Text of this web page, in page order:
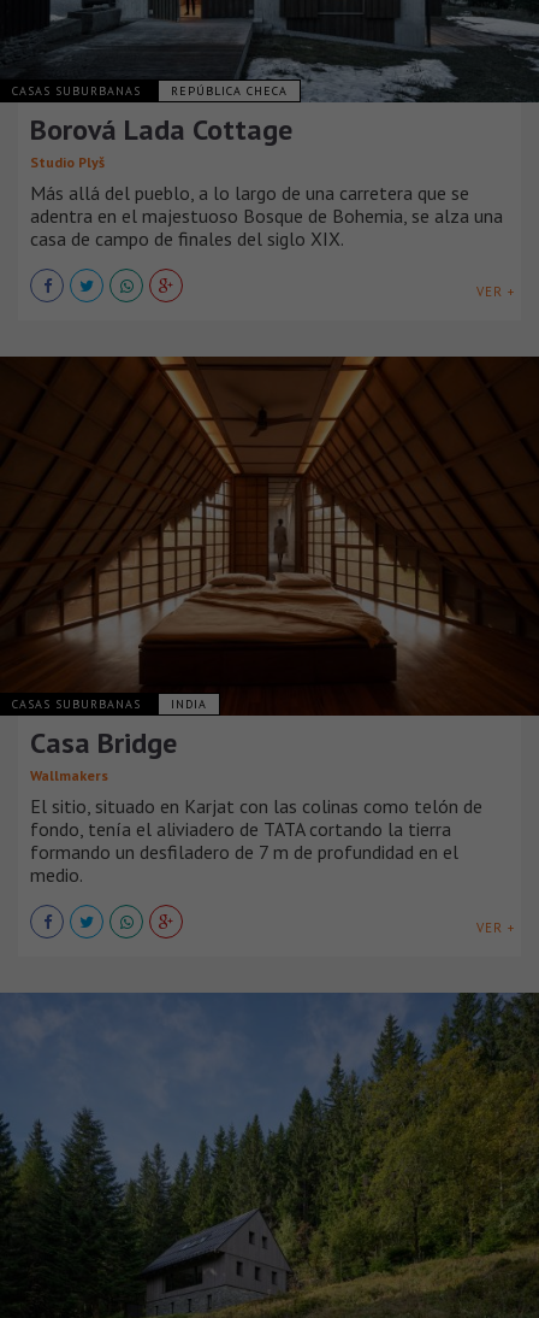
CASAS SUBURBANAS REPÚBLICA CHECA
Borová Lada Cottage
Studio Plyš
Más allá del pueblo, a lo largo de una carretera que se
adentra en el majestuoso Bosque de Bohemia, se alza una
casa de campo de finales del siglo XIX.
VER +
CASAS SUBURBANAS INDIA
Casa Bridge
Wallmakers
El sitio, situado en Karjat con las colinas como telón de
fondo, tenía el aliviadero de TATA cortando la tierra
formando un desfiladero de 7 m de profundidad en el
medio.
VER +